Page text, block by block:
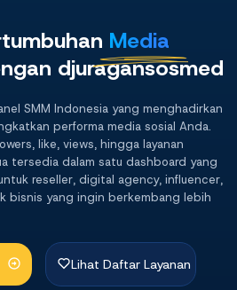
Media
djuragansosmed
SMM Indonesia yang menghadirkan
performa media sosial Anda.
like, views, hingga layanan
tersedia dalam satu dashboard yang
reseller, digital agency, influencer,
bisnis yang ingin berkembang lebih
Lihat Daftar Layanan